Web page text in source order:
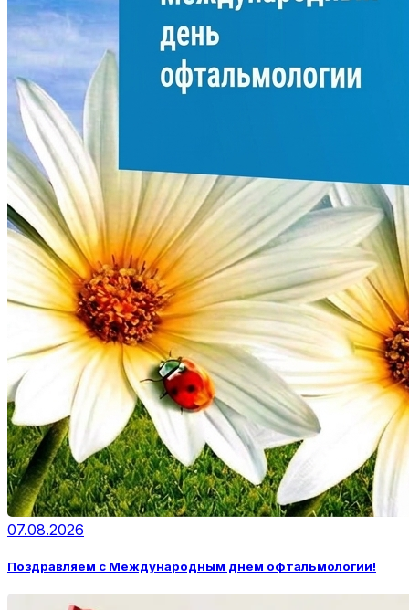
07.08.2026
Поздравляем с Международным днем офтальмологии!